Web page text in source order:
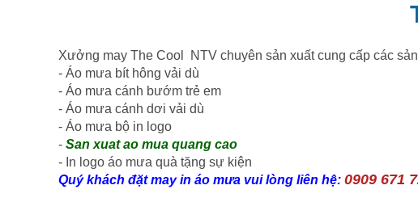
Xưởng may The Cool NTV chuyên sản xuất cung cấp các
- Áo mưa bít hông vải dù
- Áo mưa cánh bướm trẻ em
- Áo mưa cánh dơi vải dù
- Áo mưa bộ in logo
- San xuat ao mua quang cao
- In logo áo mưa quà tặng sự kiện
Quý khách đặt may in áo mưa vui lòng liên hệ: 0909 671